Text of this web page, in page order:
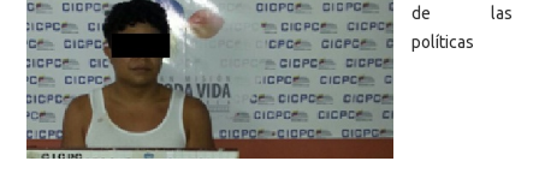
de las
políticas